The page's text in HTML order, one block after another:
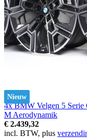
Nieuw
4x BMW Velgen 5
M Aerodynamik
€ 2.439,32
incl. BTW, plus